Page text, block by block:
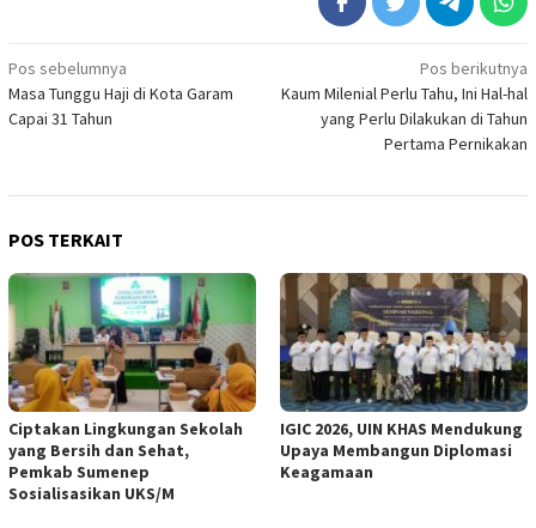
Navigasi
pos
Pos sebelumnya
Masa Tunggu Haji di Kota Garam
Capai 31 Tahun
Pos berikutnya
Kaum Milenial Perlu Tahu, Ini Hal-hal
yang Perlu Dilakukan di Tahun
Pertama Pernikakan
POS TERKAIT
Ciptakan Lingkungan Sekolah
yang Bersih dan Sehat,
Pemkab Sumenep
Sosialisasikan UKS/M
IGIC 2026, UIN KHAS Mendukung
Upaya Membangun Diplomasi
Keagamaan